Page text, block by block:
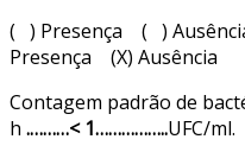
( ) Presença
Presença (X) Ausência
Contagem padrão de
h .………< 1……………..UFC/ml.